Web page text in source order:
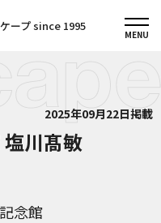
ープ since 1995
2025年09月22日掲載
川髙敏
念館